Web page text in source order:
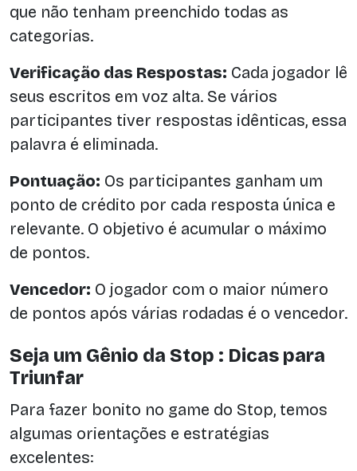
que não tenham preenchido todas as
categorias.
Verificação das Respostas: Cada jogador lê
seus escritos em voz alta. Se vários
participantes tiver respostas idênticas, essa
palavra é eliminada.
Pontuação: Os participantes ganham um
ponto de crédito por cada resposta única e
relevante. O objetivo é acumular o máximo
de pontos.
Vencedor: O jogador com o maior número
de pontos após várias rodadas é o vencedor.
Seja um Gênio da Stop : Dicas para
Triunfar
Para fazer bonito no game do Stop, temos
algumas orientações e estratégias
excelentes: